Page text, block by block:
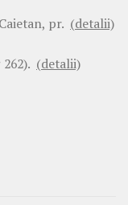
pr. (detalii)
(detalii)